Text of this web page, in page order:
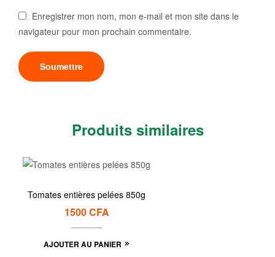
Enregistrer mon nom, mon e-mail et mon site dans le
navigateur pour mon prochain commentaire.
Produits similaires
Tomates entières pelées 850g
1500CFA
AJOUTER AU PANIER